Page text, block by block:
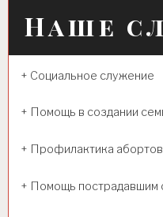
Наше
+ Социальное служение
+ Помощь в создании
+ Профилактика абортов
+ Помощь пострадавшим